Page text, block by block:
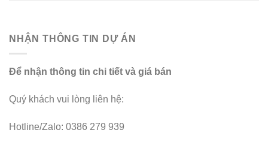
NHẬN THÔNG TIN DỰ ÁN
Để nhận thông tin chi tiết và giá bán
Quý khách vui lòng liên hệ:
Hotline/Zalo: 0386 279 939